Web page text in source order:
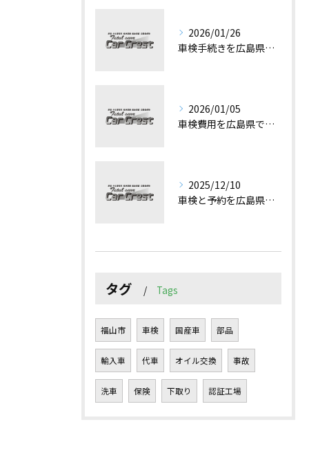
2026/01/26
車検手続きを広島県で失敗しないための必要書類と流れを徹底解説
2026/01/05
車検費用を広島県で最小限に抑えるコツと見積もり比較で失敗しない方法
2025/12/10
車検と予約を広島県で効率よく進めるための手続きガイド
タグ Tags
福山市 車検 国産車 部品
輸入車 代車 オイル交換 事故
洗車 保険 下取り 認証工場